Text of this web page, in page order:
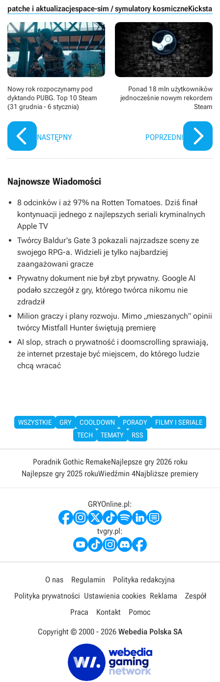
patche i aktualizacjespace-sim / symulatory kosmiczne
Nowy rok rozpoczynamy pod
dyktando PUBG. Top 10 Steam
(31 grudnia - 6 stycznia)
NASTĘPNY
Ponad 18 mln użytkowników
jednocześnie nowym rekordem
Steam
POPRZEDNI
Najnowsze Wiadomości
8 odcinków i aż 97% na Rotten Tomatoes. Dziś finał
kontynuacji jednego z najlepszych seriali kryminalnych
Apple TV
Twórcy Baldur's Gate 3 pokazali najrzadsze sceny ze
swojego RPG-a. Widzieli je tylko najbardziej
zaangażowani gracze
Prywatny dokument nie był zbyt prywatny. Google AI
podało szczegół z gry, którego twórca nikomu nie
zdradził
Milion graczy i plany rozwoju. Mimo „mieszanych” opinii
twórcy Mistfall Hunter świętują premierę
AI slop, strach o prywatność i doomscrolling sprawiają,
że internet przestaje być miejscem, do którego ludzie
chcą wracać
WSZYSTKIE GRY COOLDOWN PORADY
FILMY I SERIALE
TECH
TEMATY RSS
Poradnik Gothic RemakeNajlepsze gry 2026 roku
Najlepsze gry 2025 rokuWiedźmin 4Najbliższe premiery
GRYOnline.pl:
tvgry.pl:
O nas Regulamin
Polityka redakcyjna
Polityka prywatności Ustawienia cookies Reklama
Zespół
Praca
Kontakt Pomoc
Copyright © 2000 - 2026 Webedia Polska SA